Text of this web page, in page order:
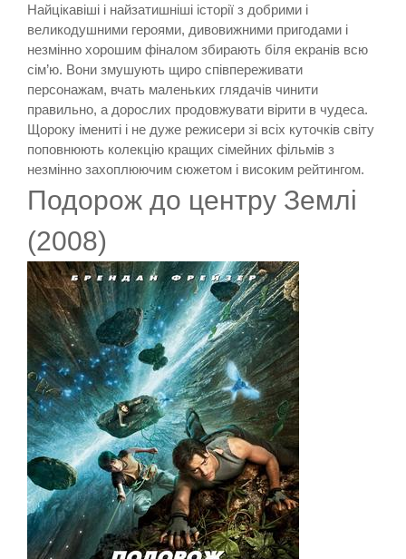
Найцікавіші і найзатишніші історії з добрими і
великодушними героями, дивовижними пригодами і
незмінно хорошим фіналом збирають біля екранів всю
сім’ю. Вони змушують щиро співпереживати
персонажам, вчать маленьких глядачів чинити
правильно, а дорослих продовжувати вірити в чудеса.
Щороку імениті і не дуже режисери зі всіх куточків світу
поповнюють колекцію кращих сімейних фільмів з
незмінно захоплюючим сюжетом і високим рейтингом.
Подорож до центру Землі
(2008)